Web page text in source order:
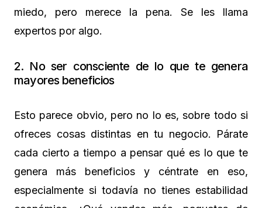
miedo, pero merece la pena. Se les llama
expertos por algo.
2. No ser consciente de lo que te genera
mayores beneficios
Esto parece obvio, pero no lo es, sobre todo si
ofreces cosas distintas en tu negocio. Párate
cada cierto a tiempo a pensar qué es lo que te
genera más beneficios y céntrate en eso,
especialmente si todavía no tienes estabilidad